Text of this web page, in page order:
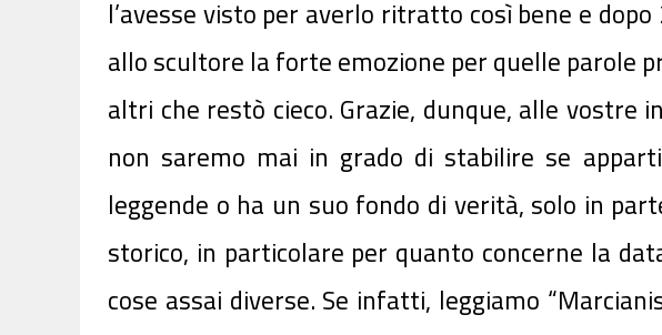
l’avesse visto per averlo ritratto così bene e
allo scultore la forte emozione per quelle parole
altri che restò cieco. Grazie, dunque, alle vostre
non saremo mai in grado di stabilire se
leggende o ha un suo fondo di verità, solo in
storico, in particolare per quanto concerne la
cose assai diverse. Se infatti, leggiamo